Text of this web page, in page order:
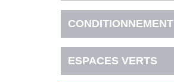
CONDITIONNEMENT
ESPACES VERTS